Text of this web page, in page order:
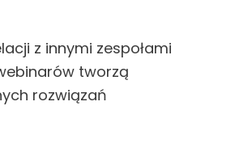
z innymi zespołami
tworzą
rozwiązań